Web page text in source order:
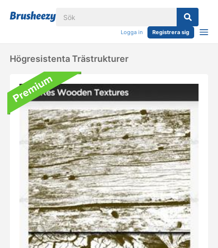
Logga in Registrera sig
Högresistenta Trästrukturer